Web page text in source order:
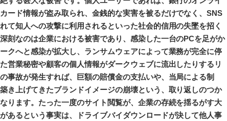
ード情報が盗み取られ、金銭的な実害を被るだけでなく、SNS
て知人への攻撃に利用されるといった社会的信用の失墜を招く
刻なのは企業における被害であり、感染した一台のPCを足がか
クへと感染が拡大し、ランサムウェアによって業務が完全に停
営業秘密や顧客の個人情報がダークウェブに流出したりするリ
事故が発生すれば、巨額の賠償金の支払いや、当局による制
き上げてきたブランドイメージの崩壊という、取り返しのつか
ります。たった一度のサイト閲覧が、企業の存続を揺るがす大
あるという事実は、ドライブバイダウンロードが決して他人事